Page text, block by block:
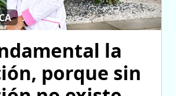
la
porque sin